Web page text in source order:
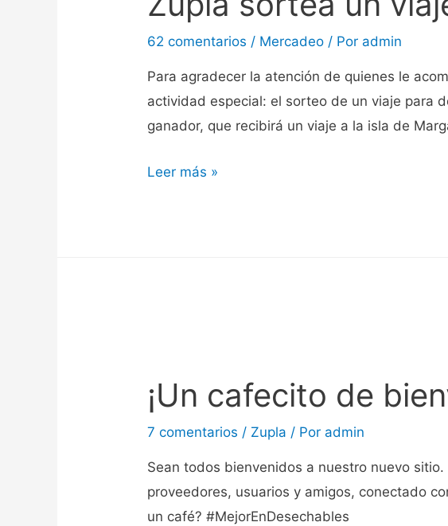
62 comentarios / Mercadeo / Por admin
Para agradecer la atención de quienes le
actividad especial: el sorteo de un viaje para
ganador, que recibirá un viaje a la isla de
Leer más »
¡Un cafecito de
7 comentarios / Zupla / Por admin
Sean todos bienvenidos a nuestro nuevo
proveedores, usuarios y amigos, conectado
un café? #MejorEnDesechables